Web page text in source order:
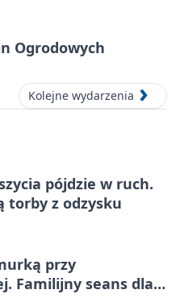
Ogrodowych
Kolejne wydarzenia
pójdzie w ruch.
torby z odzysku
przy
Familijny seans dla